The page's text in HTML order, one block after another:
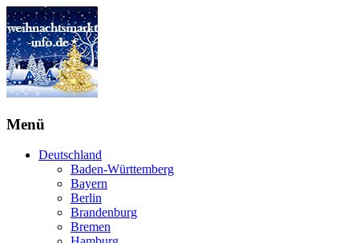
Menü
Deutschland
Baden-Württemberg
Bayern
Berlin
Brandenburg
Bremen